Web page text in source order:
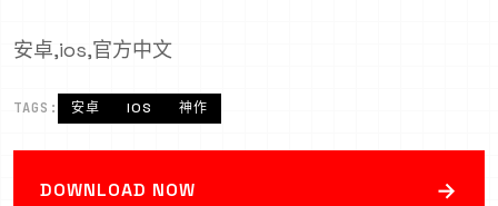
安卓,ios,官方中文
TAGS: 安卓 IOS 神作
DOWNLOAD NOW →